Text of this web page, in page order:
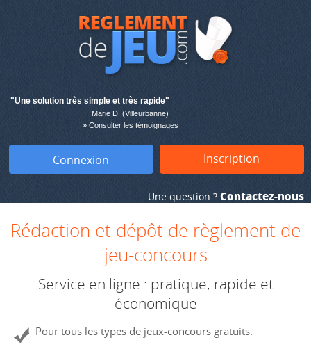
"Une solution très simple et très rapide"
Marie D. (Villeurbanne)
» Consulter les témoignages
Inscription
Connexion
Une question ? Contactez-nous
Rédaction et dépôt de règlement de
jeu-concours
Service en ligne : pratique, rapide et
économique
Pour tous les types de jeux-concours gratuits.